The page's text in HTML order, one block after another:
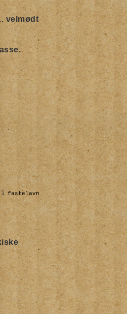
velmødt
i fastelavn